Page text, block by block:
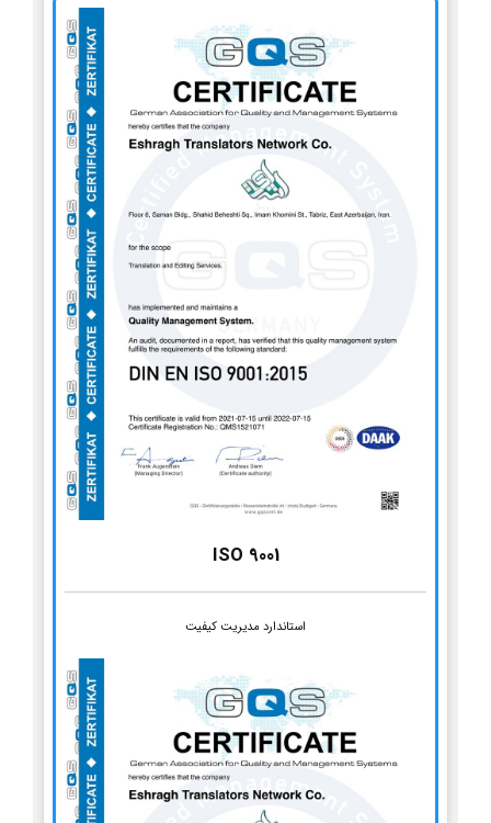
ISO 9001
استاندارد مدیریت کیفیت